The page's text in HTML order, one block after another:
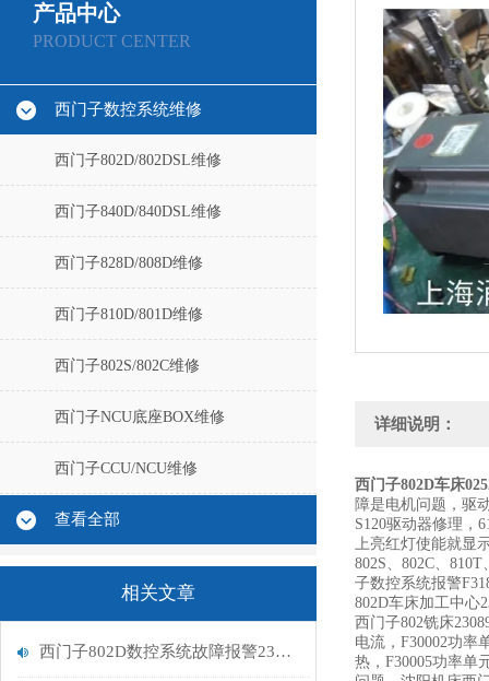
产品中心
PRODUCT CENTER
西门子数控系统维修
西门子802D/802DSL维修
西门子840D/840DSL维修
西门子828D/808D维修
西门子810D/801D维修
西门子802S/802C维修
西门子NCU底座BOX维修
西门子CCU/NCU维修
查看全部
相关文章
西门子802D数控系统故障报警231100修复解决
详细说明：
西门子802D车床
障是电机问题，驱
S120驱动器修理，
上亮红灯使能就显
802S、802C、
子数控系统报警
802D车床加工中心
西门子802铣床
电流，F30002功率
热，F30005功率单